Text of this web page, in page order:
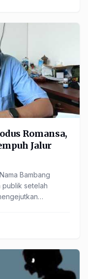
Romansa,
Jalur
Bambang
publik setelah